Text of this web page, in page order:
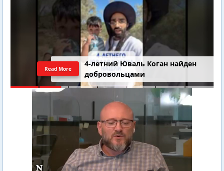
4-летний Юваль Коган найден
добровольцами
Read More